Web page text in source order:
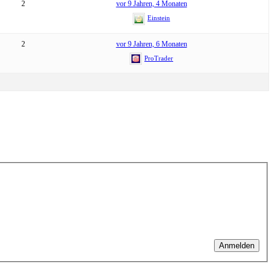
2 vor 9 Jahren, 4 Monaten
Einstein
2 vor 9 Jahren, 6 Monaten
ProTrader
Anmelden